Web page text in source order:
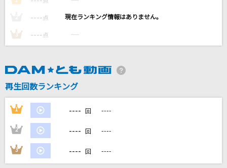
あいみょん
尾崎豊
まつり
藤井 風
BLUE
BIGBANG
---- 点 ----
3 ---- 点 ----
再生回数ランキング
1 ---- 回 ----
2 ---- 回 ----
3 ---- 回 ----